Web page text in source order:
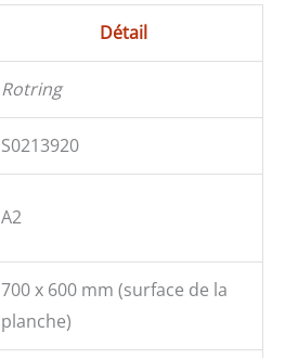
Détail
Rotring
S0213920
A2
700 x 600 mm (surface de la
planche)